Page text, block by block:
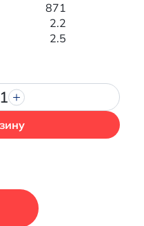
871
2.2
2.5